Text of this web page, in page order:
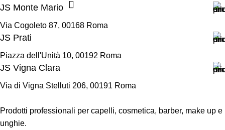
JS Monte Mario
Via Cogoleto 87, 00168 Roma
JS Prati
Piazza dell'Unità 10, 00192 Roma
JS Vigna Clara
Via di Vigna Stelluti 206, 00191 Roma
Prodotti professionali per capelli, cosmetica, barber, make up e
unghie.